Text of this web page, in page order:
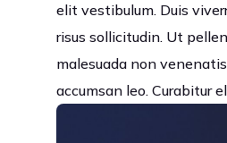
elit vestibulum. Duis
risus sollicitudin. Ut
malesuada non
accumsan leo. Curabitur